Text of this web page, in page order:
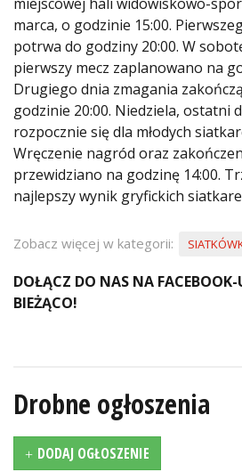
miejscowej hali widowiskowo-
marca, o godzinie 15:00.
potrwa do godziny 20:00. W
pierwszy mecz zaplanowano na
Drugiego dnia zmagania
godzinie 20:00. Niedziela, ostatni
rozpocznie się dla młodych
Wręczenie nagród oraz
przewidziano na godzinę 14:00.
najlepszy wynik gryfickich
Zobacz więcej w kategorii:
DOŁĄCZ DO NAS NA
BIEŻĄCO!
Drobne ogłoszenia
DODAJ OGŁOSZENIE